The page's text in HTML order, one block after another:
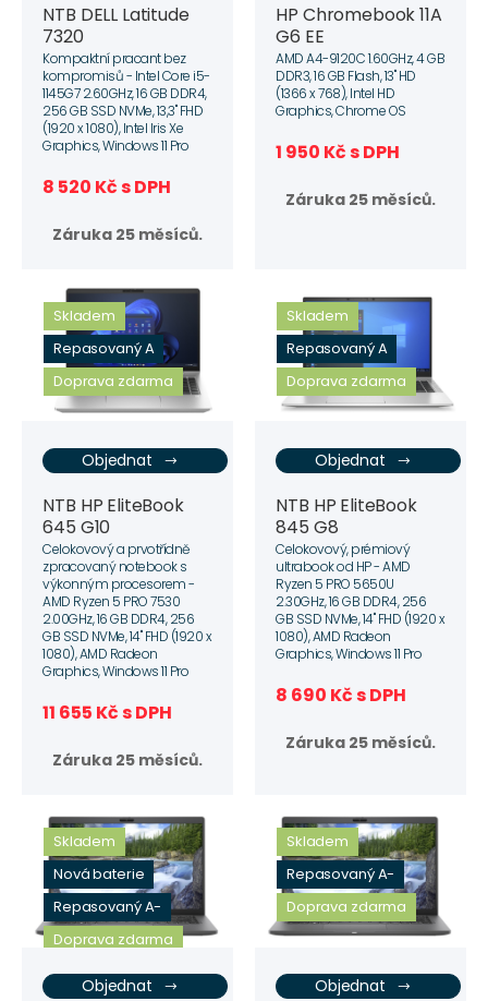
NTB DELL Latitude
7320
Kompaktní pracant bez
kompromisů - Intel Core i5-
1145G7 2.60GHz, 16 GB DDR4,
256 GB SSD NVMe, 13,3" FHD
(1920 x 1080), Intel Iris Xe
Graphics, Windows 11 Pro
8 520 Kč s DPH
Záruka 25 měsíců.
HP Chromebook 11A
G6 EE
AMD A4-9120C 1.60GHz, 4 GB
DDR3, 16 GB Flash, 13" HD
(1366 x 768), Intel HD
Graphics, Chrome OS
1 950 Kč s DPH
Záruka 25 měsíců.
Skladem
Repasovaný A
Doprava zdarma
Objednat
NTB HP EliteBook
645 G10
Celokovový a prvotřídně
zpracovaný notebook s
výkonným procesorem -
AMD Ryzen 5 PRO 7530
2.00GHz, 16 GB DDR4, 256
GB SSD NVMe, 14" FHD (1920 x
1080), AMD Radeon
Graphics, Windows 11 Pro
11 655 Kč s DPH
Záruka 25 měsíců.
Skladem
Repasovaný A
Doprava zdarma
Objednat
NTB HP EliteBook
845 G8
Celokovový, prémiový
ultrabook od HP - AMD
Ryzen 5 PRO 5650U
2.30GHz, 16 GB DDR4, 256
GB SSD NVMe, 14" FHD (1920 x
1080), AMD Radeon
Graphics, Windows 11 Pro
8 690 Kč s DPH
Záruka 25 měsíců.
Skladem
Nová baterie
Repasovaný A-
Doprava zdarma
Objednat
Skladem
Repasovaný A-
Doprava zdarma
Objednat